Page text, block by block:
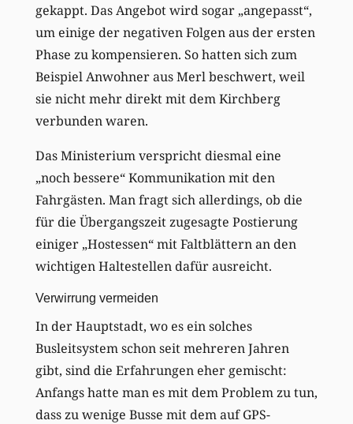
gekappt. Das Angebot wird sogar „angepasst“,
um einige der negativen Folgen aus der ersten
Phase zu kompensieren. So hatten sich zum
Beispiel Anwohner aus Merl beschwert, weil
sie nicht mehr direkt mit dem Kirchberg
verbunden waren.
Das Ministerium verspricht diesmal eine
„noch bessere“ Kommunikation mit den
Fahrgästen. Man fragt sich allerdings, ob die
für die Übergangszeit zugesagte Postierung
einiger „Hostessen“ mit Faltblättern an den
wichtigen Haltestellen dafür ausreicht.
Verwirrung vermeiden
In der Hauptstadt, wo es ein solches
Busleitsystem schon seit mehreren Jahren
gibt, sind die Erfahrungen eher gemischt:
Anfangs hatte man es mit dem Problem zu tun,
dass zu wenige Busse mit dem auf GPS-